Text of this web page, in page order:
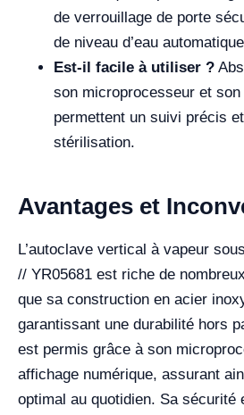
de verrouillage de porte
de niveau d’eau
Est-il facile à utiliser ?
son microprocesseur et
permettent un suivi précis
stérilisation.
Avantages et
L’autoclave vertical à vapeur
// YR05681 est riche de
que sa construction en acier
garantissant une durabilité hors
est permis grâce à son
affichage numérique, assurant
optimal au quotidien. Sa sécurité